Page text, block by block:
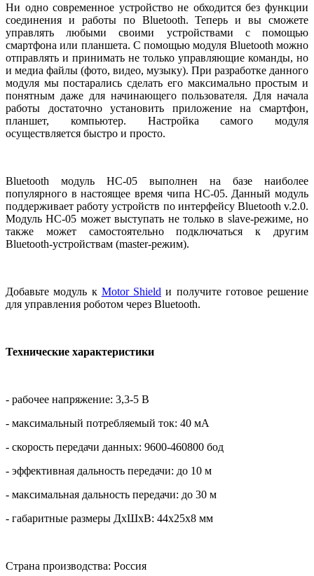
Ни одно современное устройство не обходится без функции
соединения и работы по Bluetooth. Теперь и вы сможете
управлять любыми своими устройствами с помощью
смартфона или планшета. С помощью модуля Bluetooth можно
отправлять и принимать не только управляющие команды, но
и медиа файлы (фото, видео, музыку). При разработке данного
модуля мы постарались сделать его максимально простым и
понятным даже для начинающего пользователя. Для начала
работы достаточно установить приложение на смартфон,
планшет, компьютер. Настройка самого модуля
осуществляется быстро и просто.
Bluetooth модуль HC-05 выполнен на базе наиболее
популярного в настоящее время чипа HC-05. Данный модуль
поддерживает работу устройств по интерфейсу Bluetooth v.2.0.
Модуль HC-05 может выступать не только в slave-режиме, но
также может самостоятельно подключаться к другим
Bluetooth-устройствам (master-режим).
Добавьте модуль к Motor Shield и получите готовое решение
для управления роботом через Bluetooth.
Технические характеристики
- рабочее напряжение: 3,3-5 В
- максимальный потребляемый ток: 40 мА
- скорость передачи данных: 9600-460800 бод
- эффективная дальность передачи: до 10 м
- максимальная дальность передачи: до 30 м
- габаритные размеры ДхШхВ: 44х25х8 мм
Страна производства: Россия